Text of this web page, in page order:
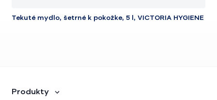
Tekuté mydlo, šetrné k pokožke, 5 l, VICTORIA HYGIENE
Produkty